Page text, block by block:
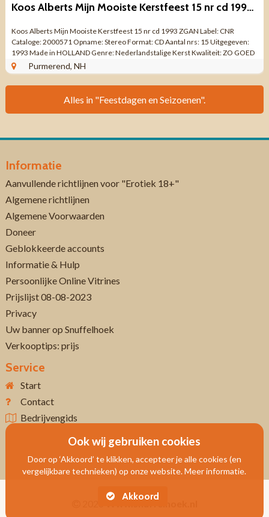
Koos Alberts Mijn Mooiste Kerstfeest 15 nr cd 1993 ZGAN
Koos Alberts Mijn Mooiste Kerstfeest 15 nr cd 1993 ZGAN Label: CNR
Cataloge: 2000571 Opname: Stereo Format: CD Aantal nrs: 15 Uitgegeven:
1993 Made in HOLLAND Genre: Nederlandstalige Kerst Kwaliteit: ZO GOED
ALS NIEUW ...
Purmerend, NH
Alles in "Feestdagen en Seizoenen".
Informatie
Aanvullende richtlijnen voor "Erotiek 18+"
Algemene richtlijnen
Algemene Voorwaarden
Doneer
Geblokkeerde accounts
Informatie & Hulp
Persoonlijke Online Vitrines
Prijslijst 08-08-2023
Privacy
Uw banner op Snuffelhoek
Verkooptips: prijs
Service
Start
Contact
Bedrijvengids
Www.snuffelhoek.nl
Ook wij gebruiken cookies
Door op ‘Akkoord’ te klikken, accepteer je alle cookies (en
vergelijkbare technieken) op onze website. Meer informatie.
Akkoord